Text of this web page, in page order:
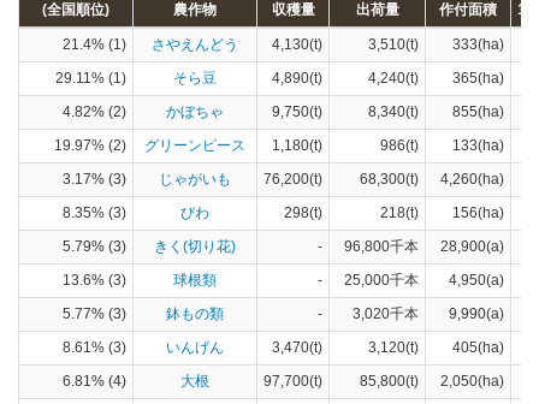
(全国順位)
農作物 収穫量 出荷量 作付面積 10
21.4% (1) さやえんどう 4,130(t) 3,510(t)
333(ha)
29.11% (1)
そら豆 4,890(t) 4,240(t)
365(ha)
4.82% (2)
かぼちゃ 9,750(t) 8,340(t)
855(ha)
19.97% (2)
グリーンピース 1,180(t) 986(t)
133(ha)
3.17% (3)
じゃがいも 76,200(t) 68,300(t)
4,260(ha)
8.35% (3)
びわ 298(t) 218(t)
156(ha)
5.79% (3)
きく(切り花) - 96,800千本
28,900(a)
13.6% (3)
球根類 - 25,000千本
4,950(a)
5.77% (3)
鉢もの類 - 3,020千本
9,990(a)
8.61% (3)
いんげん 3,470(t) 3,120(t)
405(ha)
6.81% (4)
大根 97,700(t) 85,800(t)
2,050(ha)